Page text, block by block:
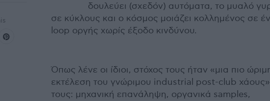
δουλεύει (σχεδόν) αυτόματα, το μυαλό
σε κύκλους και ο κόσμος μοιάζει κολλημένος σε
loop οργής χωρίς έξοδο κινδύνου.
Όπως λένε οι ίδιοι, στόχος τους ήταν «μια πιο
εκτέλεση του γνώριμου industrial post-club χάους»
τους: μηχανική επανάληψη, οργανικά samples,